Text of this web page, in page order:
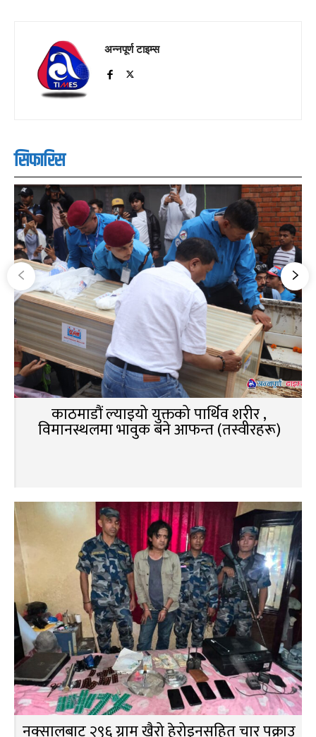
अन्नपूर्ण टाइम्स
सिफारिस
काठमाडौं ल्याइयो युक्तको पार्थिव शरीर ,
विमानस्थलमा भावुक बने आफन्त (तस्वीरहरू)
नक्सालबाट २९६ ग्राम खैरो हेरोइनसहित चार पक्राउ